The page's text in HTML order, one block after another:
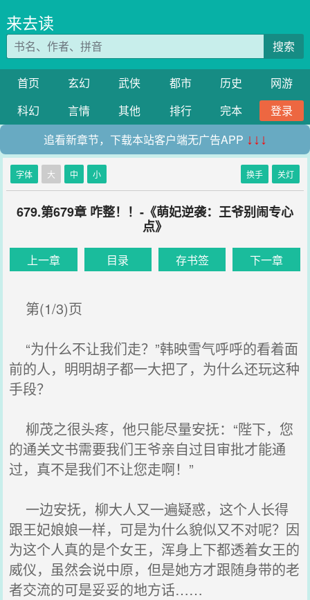
来去读
搜索
首页 玄幻 武侠 都市 历史
网游
科幻
言情 其他 排行 完本
登录
追看新章节，下载本站客户端无广告APP ↓↓↓
字体 大 中 小 换手 关灯
679.第679章 咋整！！-《萌妃逆袭：王爷别闹专心
点》
上一章 目录 存书签 下一章
第(1/3)页
“为什么不让我们走？”韩映雪气呼呼的看着面
前的人，明明胡子都一大把了，为什么还玩这种
手段？
柳茂之很头疼，他只能尽量安抚：“陛下，您
的通关文书需要我们王爷亲自过目审批才能通
过，真不是我们不让您走啊！”
一边安抚，柳大人又一遍疑惑，这个人长得
跟王妃娘娘一样，可是为什么貌似又不对呢？因
为这个人真的是个女王，浑身上下都透着女王的
威仪，虽然会说中原，但是她方才跟随身带的老
者交流的可是妥妥的地方话……